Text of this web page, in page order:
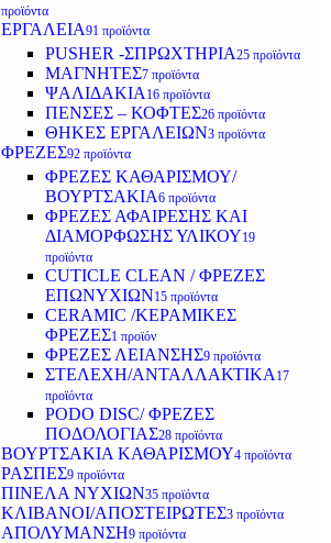
προϊόντα
ΕΡΓΑΛΕΙΑ91 προϊόντα
PUSHER -ΣΠΡΩΧΤΗΡΙΑ25 προϊόντα
ΜΑΓΝΗΤΕΣ7 προϊόντα
ΨΑΛΙΔΑΚΙΑ 16 προϊόντα
ΠΕΝΣΕΣ – ΚΟΦΤΕΣ26 προϊόντα
ΘΗΚΕΣ ΕΡΓΑΛΕΙΩΝ3 προϊόντα
ΦΡΕΖΕΣ92 προϊόντα
ΦΡΕΖΕΣ ΚΑΘΑΡΙΣΜΟΥ/
ΒΟΥΡΤΣΑΚΙΑ6 προϊόντα
ΦΡΕΖΕΣ ΑΦΑΙΡΕΣΗΣ ΚΑΙ
ΔΙΑΜΟΡΦΩΣΗΣ ΥΛΙΚΟΥ19
προϊόντα
CUTICLE CLEAN / ΦΡΕΖΕΣ
ΕΠΩΝΥΧΙΩΝ15 προϊόντα
CERAMIC /ΚΕΡΑΜΙΚΕΣ
ΦΡΕΖΕΣ1 προϊόν
ΦΡΕΖΕΣ ΛΕΙΑΝΣΗΣ9 προϊόντα
ΣΤΕΛΕΧΗ/ΑΝΤΑΛΛΑΚΤΙΚΑ 17
προϊόντα
PODO DISC/ ΦΡΕΖΕΣ
ΠΟΔΟΛΟΓΙΑΣ28 προϊόντα
ΒΟΥΡΤΣΑΚΙΑ ΚΑΘΑΡΙΣΜΟΥ4 προϊόντα
ΡΑΣΠΕΣ9 προϊόντα
ΠΙΝΕΛΑ ΝΥΧΙΩΝ35 προϊόντα
ΚΛΙΒΑΝΟΙ/ΑΠΟΣΤΕΙΡΩΤΕΣ3 προϊόντα
ΑΠΟΛΥΜΑΝΣΗ9 προϊόντα